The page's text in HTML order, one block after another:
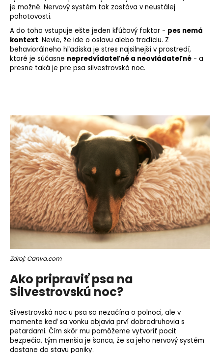
je možné. Nervový systém tak zostáva v neustálej
pohotovosti.
A do toho vstupuje ešte jeden kľúčový faktor - pes nemá
kontext. Nevie, že ide o oslavu alebo tradíciu. Z
behaviorálneho hľadiska je stres najsilnejší v prostredí,
ktoré je súčasne nepredvídateľné a neovládateľné - a
presne taká je pre psa silvestrovská noc.
Zdroj: Canva.com
Ako pripraviť psa na
Silvestrovskú noc?
Silvestrovská noc u psa sa nezačína o polnoci, ale v
momente keď sa vonku objavia prví dobrodruhovia s
petardami. Čím skôr mu pomôžeme vytvoriť pocit
bezpečia, tým menšia je šanca, že sa jeho nervový systém
dostane do stavu paniky.